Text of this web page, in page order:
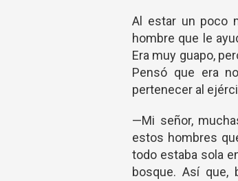
Al estar un poco
hombre que le
Era muy guapo,
Pensó que era
pertenecer al
—Mi señor,
estos hombres
todo estaba sola
bosque. Así que,